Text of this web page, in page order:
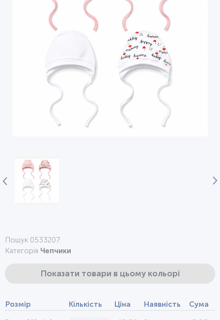
Пошук 0533207
Категорія Чепчики
Показати товари в цьому кольорі
Розмір Кількість Ціна Наявність Сума